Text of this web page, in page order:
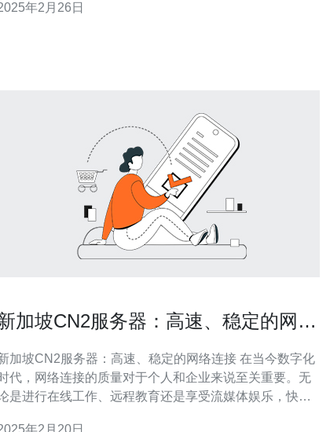
CN2（ChinaNet Next Carrying Network）是中国年2月26日
加坡CN2服务器：高速、稳定的网络
加坡CN2服务器：高速、稳定的网络连接 在当今数字化
代，网络连接的质量对于个人和企业来说至关重要。无
是进行在线工作、远程教育还是享受流媒体娱乐，快速
年2月20日